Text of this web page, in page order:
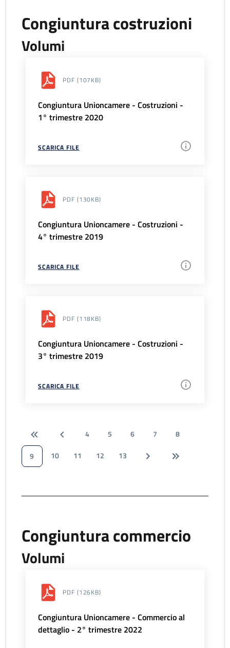
Congiuntura costruzioni
Volumi
PDF (107KB)
Congiuntura Unioncamere - Costruzioni -
1° trimestre 2020
SCARICA FILE
PDF (130KB)
Congiuntura Unioncamere - Costruzioni -
4° trimestre 2019
SCARICA FILE
PDF (118KB)
Congiuntura Unioncamere - Costruzioni -
3° trimestre 2019
SCARICA FILE
4 5 6 7
8
9
10 11 12 13
Congiuntura commercio
Volumi
PDF (126KB)
Congiuntura Unioncamere - Commercio al
dettaglio - 2° trimestre 2022